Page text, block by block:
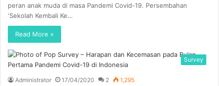
peran anak muda di masa Pandemi Covid-19. Persembahan
‘Sekolah Kembali Ke…
Read More »
Survey
Administrator 17/04/2020 2 1,295